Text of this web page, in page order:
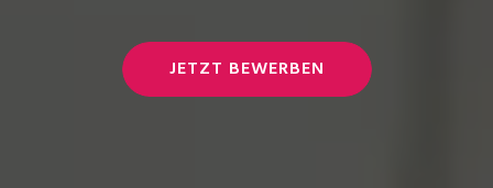
JETZT BEWERBEN